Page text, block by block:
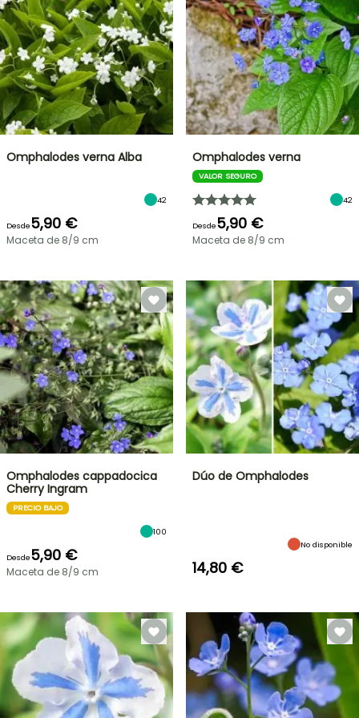
OFERTA
RELÁMPAGO
¡HASTA
UN
30
%
Omphalodes verna Alba
42
Desde5,90 €
Maceta de 8/9 cm
Omphalodes verna
VALOR SEGURO
42
Desde5,90 €
Maceta de 8/9 cm
Omphalodes cappadocica
Cherry Ingram
PRECIO BAJO
100
Desde5,90 €
Maceta de 8/9 cm
Dúo de Omphalodes
No disponible
14,80 €